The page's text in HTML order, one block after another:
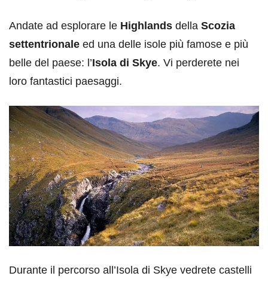
Andate ad esplorare le Highlands della Scozia
settentrionale ed una delle isole più famose e più
belle del paese: l’Isola di Skye. Vi perderete nei
loro fantastici paesaggi.
Durante il percorso all’Isola di Skye vedrete castelli